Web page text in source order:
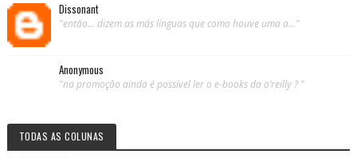
Dissonant
"então... dizem as más línguas que como houve uma a..."
Anonymous
"na promoção ainda é possível ler o e-books da o’reilly ? "
TODAS AS COLUNAS